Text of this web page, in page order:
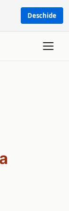
Deschide